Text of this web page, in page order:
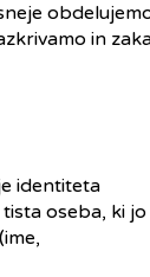
in
identiteta
oseba, ki jo